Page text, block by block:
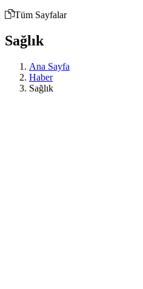
Tüm Sayfalar
Sağlık
Ana Sayfa
Haber
Sağlık